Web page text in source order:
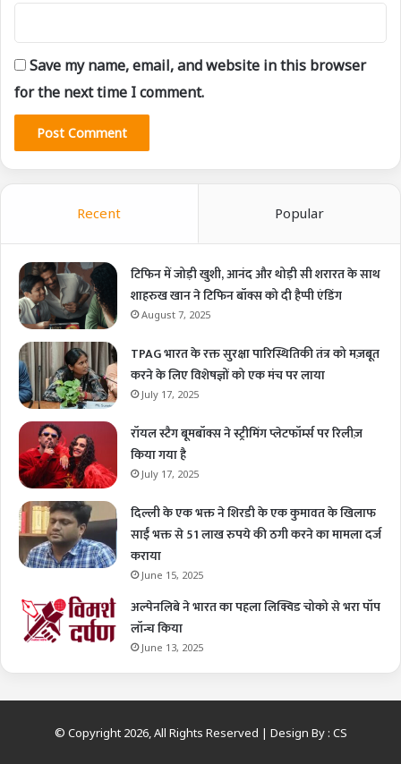
Save my name, email, and website in this browser
for the next time I comment.
Recent Popular
टिफिन में जोड़ी खुशी, आनंद और थोड़ी सी शरारत के साथ
शाहरुख खान ने टिफिन बॉक्स को दी हैप्पी एंडिंग
August 7, 2025
TPAG भारत के रक्त सुरक्षा पारिस्थितिकी तंत्र को मज़बूत
करने के लिए विशेषज्ञों को एक मंच पर लाया
July 17, 2025
रॉयल स्टैग बूमबॉक्स ने स्ट्रीमिंग प्लेटफॉर्म्स पर रिलीज़
किया गया है
July 17, 2025
दिल्ली के एक भक्त ने शिरडी के एक कुमावत के खिलाफ
साईं भक्त से 51 लाख रुपये की ठगी करने का मामला दर्ज
कराया
June 15, 2025
अल्पेनलिबे ने भारत का पहला लिक्विड चोको से भरा पॉप
लॉन्च किया
June 13, 2025
© Copyright 2026, All Rights Reserved | Design By : CS